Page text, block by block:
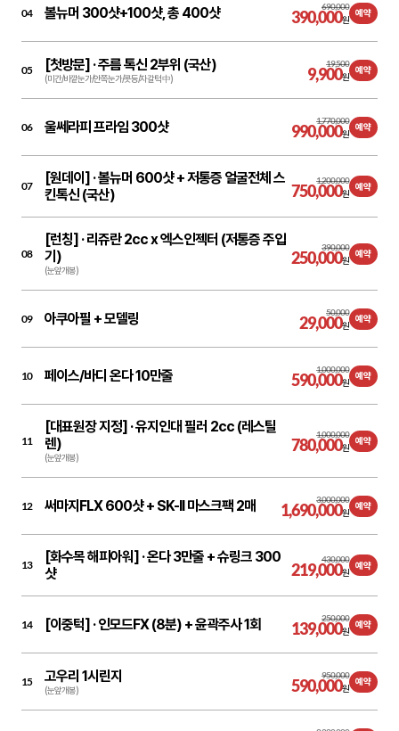
04 볼뉴머 300샷+100샷, 총 400샷 690,000
390,000원
예약
05 [첫방문] ·주름 톡신 2부위 (국산)
(미간/바깥눈가/안쪽눈가/콧등/자갈턱 中)
19,500
9,900원
예약
06 울쎄라피 프라임 300샷 1,770,000
990,000원
예약
07 [원데이] ·볼뉴머 600샷 + 저통증 얼굴전체 스
킨톡신 (국산)
1,200,000
750,000원
예약
08
[런칭] ·리쥬란 2cc x 엑스인젝터 (저통증 주입
기)
(눈앞개봉)
390,000
250,000원
예약
09 아쿠아필 + 모델링 50,000
29,000원
예약
10 페이스/바디 온다 10만줄 1,000,000
590,000원
예약
11
[대표원장 지정] ·유지인대 필러 2cc (레스틸
렌)
(눈앞개봉)
1,000,000
780,000원
예약
12 써마지FLX 600샷 + SK-II 마스크팩 2매 3,000,000
1,690,000원
예약
13 [화수목 해피아워] ·온다 3만줄 + 슈링크 300
샷
430,000
219,000원
예약
14 [이중턱] ·인모드FX (8분) + 윤곽주사 1회 250,000
139,000원
예약
15 고우리 1시린지
(눈앞개봉)
950,000
590,000원
예약